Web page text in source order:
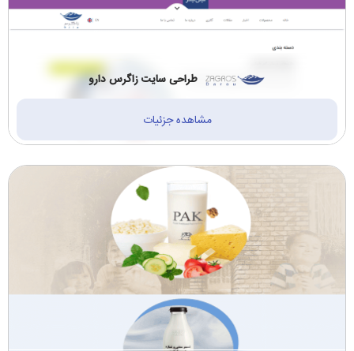
طراحی سایت زاگرس دارو
مشاهده جزئیات